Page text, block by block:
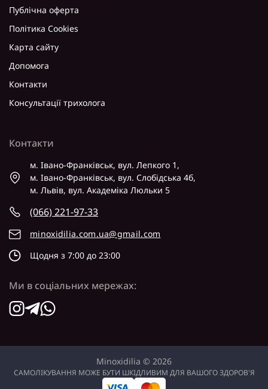
Публічна оферта
Політика Cookies
Карта сайту
Допомога
Контакти
Консультації трихолога
Контакти
м. Івано-Франківськ, вул. Лепкого 1,
м. Івано-Франківськ, вул. Слобідська 4б,
м. Львів, вул. Академіка Люльки 5
(066) 221-97-33
minoxidilia.com.ua@gmail.com
Щодня з 7:00 до 23:00
Ми в соціальних мережах:
Minoxidilia © 2026
САМОЛІКУВАННЯ МОЖЕ БУТИ ШКІДЛИВИМ ДЛЯ ВАШОГО ЗДОРОВ'Я